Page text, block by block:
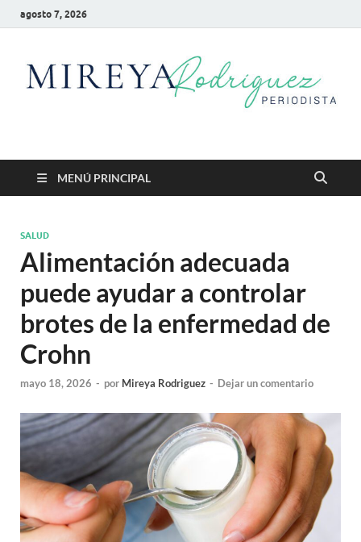
agosto 7, 2026
Mireya Rodriguez
MENÚ PRINCIPAL
SALUD
Alimentación adecuada
puede ayudar a controlar
brotes de la enfermedad de
Crohn
mayo 18, 2026 - por Mireya Rodriguez - Dejar un comentario